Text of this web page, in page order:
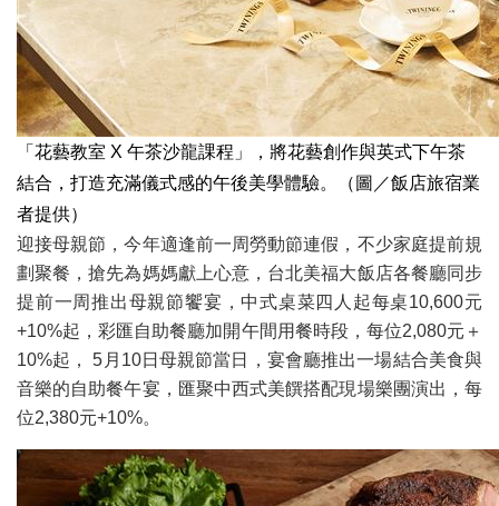
「花藝教室 X 午茶沙龍課程」，將花藝創作與英式下午茶
結合，打造充滿儀式感的午後美學體驗。（圖／飯店旅宿業
者提供）
迎接母親節，今年適逢前一周勞動節連假，不少家庭提前規
劃聚餐，搶先為媽媽獻上心意，台北美福大飯店各餐廳同步
提前一周推出母親節饗宴，中式桌菜四人起每桌10,600元
+10%起，彩匯自助餐廳加開午間用餐時段，每位2,080元＋
10%起， 5月10日母親節當日，宴會廳推出一場結合美食與
音樂的自助餐午宴，匯聚中西式美饌搭配現場樂團演出，每
位2,380元+10%。